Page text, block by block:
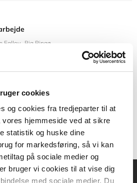
cookies
og cookies fra tredjeparter til at
hjemmeside ved at sikre
statistik og huske dine
for markedsføring, så vi kan
på sociale medier og
bruger vi cookies til at vise dig
med sociale medier. Du
Fallov Pia Ringø